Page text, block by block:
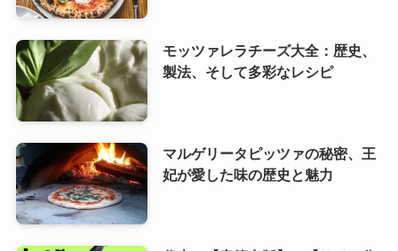
モッツァレラチーズ大全：歴史、
製法、そして多彩なレシピ
マルゲリータピッツァの秘密、王
妃が愛した味の歴史と魅力